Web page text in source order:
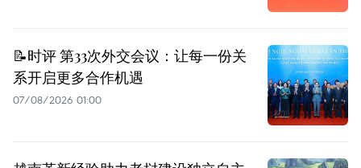
📝时评 第33次外交会议：让每一份关
系开启更多合作机遇
07/08/2026 01:00